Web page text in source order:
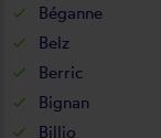
Béganne
Belz
Berric
Bignan
Billio